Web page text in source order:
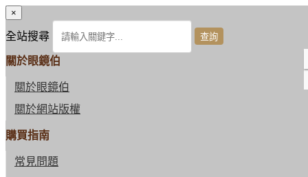
×
全站搜尋
關於眼鏡伯
關於眼鏡伯
關於網站版權
購買指南
常見問題